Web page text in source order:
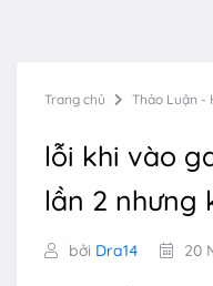
Trang chủ Thảo Luận -
lỗi khi vào
lần 2 nhưng
bởi Dra14 20